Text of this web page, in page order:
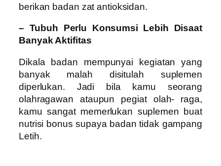
berikan badan zat antioksidan.
– Tubuh Perlu Konsumsi Lebih Disaat
Banyak Aktifitas
Dikala badan mempunyai kegiatan yang
banyak malah disitulah suplemen
diperlukan. Jadi bila kamu seorang
olahragawan ataupun pegiat olah- raga,
kamu sangat memerlukan suplemen buat
nutrisi bonus supaya badan tidak gampang
Letih.